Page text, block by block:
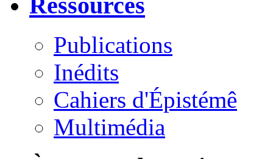
Publications
Inédits
Cahiers d'Épistémê
Multimédia